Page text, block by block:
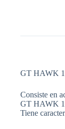
GT HAWK
Consiste en
GT HAWK
Tiene